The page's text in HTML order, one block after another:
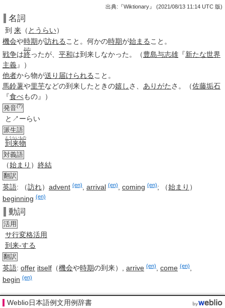
出典:『Wiktionary』 (2021/08/13 11:14 UTC 版)
名詞
到 来 （ とうらい）
機会や時期が訪れる こと。何かの時期が始まる こと。
戦争は終
おわ
ったが、 平和は到来しなかった。（豊島与志雄 『新たな世界
主義』）
他者から物が送り届けられる こと。
馬鈴薯や里芋などの到来したときの嬉しさ、 ありがたさ。（佐藤垢石
『食べもの』）
発音(?)
と↗ーらい
派生語
到来物
とうらいもの
対義語
（始まり ） 終結
翻訳
英語: （訪れ） advent (en) arrival (en) coming (en); （始まり ）
beginning (en)
動詞
活用
サ行変格活用
到来-する
翻訳
英語: offer itself （機会や時期の到来）, arrive (en) come (en)
begin (en)
Weblio日本語例文用例辞書